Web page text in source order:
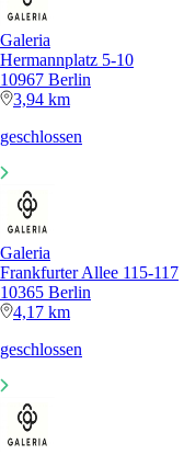
Galeria
Hermannplatz 5-10
10967 Berlin
3,94 km
geschlossen
Galeria
Frankfurter Allee 115-117
10365 Berlin
4,17 km
geschlossen